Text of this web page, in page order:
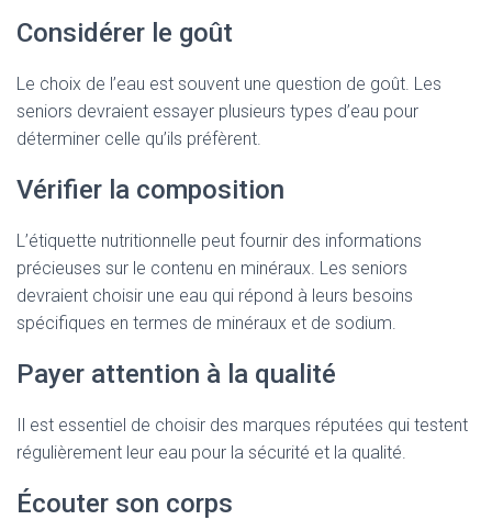
Considérer le goût
Le choix de l’eau est souvent une question de goût. Les
seniors devraient essayer plusieurs types d’eau pour
déterminer celle qu’ils préfèrent.
Vérifier la composition
L’étiquette nutritionnelle peut fournir des informations
précieuses sur le contenu en minéraux. Les seniors
devraient choisir une eau qui répond à leurs besoins
spécifiques en termes de minéraux et de sodium.
Payer attention à la qualité
Il est essentiel de choisir des marques réputées qui testent
régulièrement leur eau pour la sécurité et la qualité.
Écouter son corps